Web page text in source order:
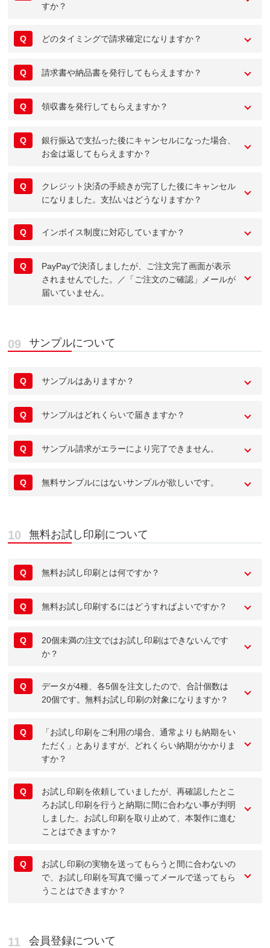
すか？
Q どのタイミングで請求確定になりますか？
Q 請求書や納品書を発行してもらえますか？
Q 領収書を発行してもらえますか？
Q
銀行振込で支払った後にキャンセルになった場合、
お金は返してもらえますか？
Q
クレジット決済の手続きが完了した後にキャンセル
になりました。支払いはどうなりますか？
Q インボイス制度に対応していますか？
Q
PayPayで決済しましたが、ご注文完了画面が表示
されませんでした。／「ご注文のご確認」メールが
届いていません。
サンプルについて
Q サンプルはありますか？
Q サンプルはどれくらいで届きますか？
Q サンプル請求がエラーにより完了できません。
Q 無料サンプルにはないサンプルが欲しいです。
無料お試し印刷について
Q 無料お試し印刷とは何ですか？
Q 無料お試し印刷するにはどうすればよいですか？
Q
20個未満の注文ではお試し印刷はできないんです
か？
Q
データが4種、各5個を注文したので、合計個数は
20個です。無料お試し印刷の対象になりますか？
Q
「お試し印刷をご利用の場合、通常よりも納期をい
ただく」とありますが、どれくらい納期がかかりま
すか？
Q
お試し印刷を依頼していましたが、再確認したとこ
ろお試し印刷を行うと納期に間に合わない事が判明
しました。お試し印刷を取り止めて、本製作に進む
ことはできますか？
Q
お試し印刷の実物を送ってもらうと間に合わないの
で、お試し印刷を写真で撮ってメールで送ってもら
うことはできますか？
会員登録について